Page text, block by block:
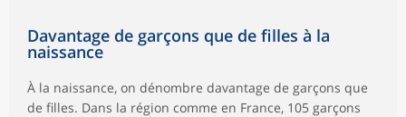
Davantage de garçons que de filles à la
naissance
À la naissance, on dénombre davantage de garçons que
de filles. Dans la région comme en France, 105 garçons